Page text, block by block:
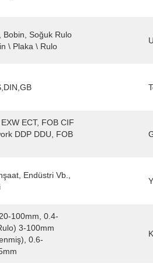
Bobin, Soğuk Rulo
\ Plaka \ Rulo
ECT, FOB CIF
DDP DDU, FOB
Endüstri Vb.,
100mm, 0.4-
3-100mm
0.6-